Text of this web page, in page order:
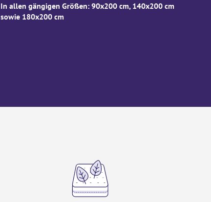
In allen gängigen Größen: 90x200 cm, 140x200 cm
sowie 180x200 cm